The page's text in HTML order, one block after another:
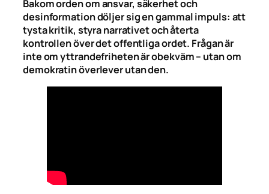
Bakom orden om ansvar, säkerhet och
desinformation döljer sig en gammal impuls: att
tysta kritik, styra narrativet och återta
kontrollen över det offentliga ordet. Frågan är
inte om yttrandefriheten är obekväm – utan om
demokratin överlever utan den.